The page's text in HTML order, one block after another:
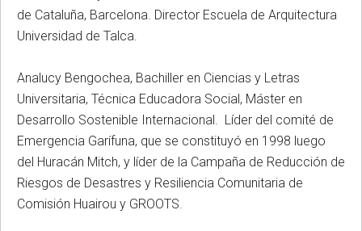
de Cataluña, Barcelona. Director Escuela de Arquitectura
Universidad de Talca.
Analucy Bengochea, Bachiller en Ciencias y Letras
Universitaria, Técnica Educadora Social, Máster en
Desarrollo Sostenible Internacional. Líder del comité de
Emergencia Garífuna, que se constituyó en 1998 luego
del Huracán Mitch, y líder de la Campaña de Reducción de
Riesgos de Desastres y Resiliencia Comunitaria de
Comisión Huairou y GROOTS.